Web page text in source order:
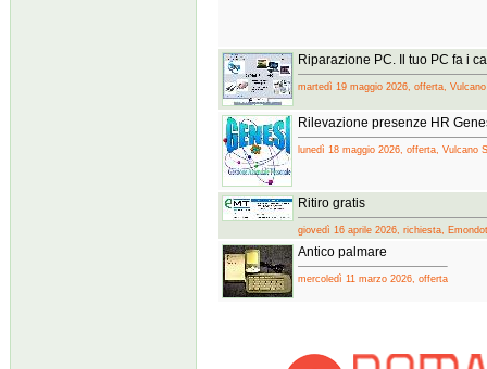
Riparazione PC. Il tuo PC fa i
martedì 19 maggio 2026, offerta,
Rilevazione presenze HR
lunedì 18 maggio 2026, offerta, Vulcano
Ritiro gratis
giovedì 16 aprile 2026, richiesta,
Antico palmare
mercoledì 11 marzo 2026, offerta